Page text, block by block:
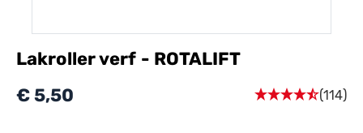
Lakroller verf - ROTALIFT
€ 5,50
(114)